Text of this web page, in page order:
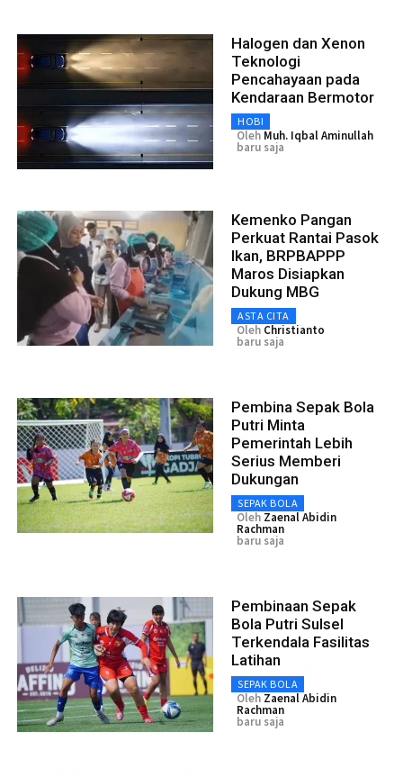
Halogen dan Xenon
Teknologi
Pencahayaan pada
Kendaraan Bermotor
HOBI
Oleh Muh. Iqbal Aminullah
baru saja
Kemenko Pangan
Perkuat Rantai Pasok
Ikan, BRPBAPPP
Maros Disiapkan
Dukung MBG
ASTA CITA
Oleh Christianto
baru saja
Pembina Sepak Bola
Putri Minta
Pemerintah Lebih
Serius Memberi
Dukungan
SEPAK BOLA
Oleh Zaenal Abidin
Rachman
baru saja
Pembinaan Sepak
Bola Putri Sulsel
Terkendala Fasilitas
Latihan
SEPAK BOLA
Oleh Zaenal Abidin
Rachman
baru saja